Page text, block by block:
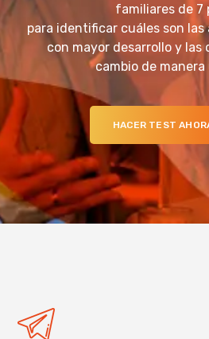
familiares de 7
para identificar cuáles son las
con mayor desarrollo y las
cambio de
HACER TEST